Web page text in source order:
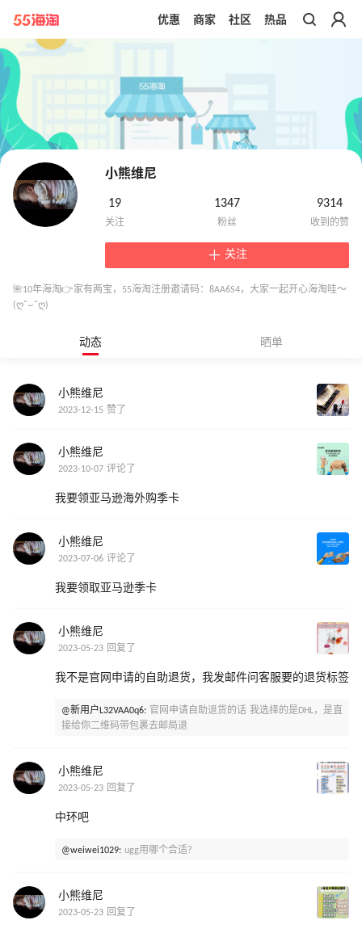
带你去官网买正品
优惠 商家 社区 热品
小熊维尼
19 1347 9314
关注
🌺10年海淘👉家有两宝，55海淘注册邀请码：8AA6S4，大家一起开心海淘哇～
(ღ˘⌣˘ღ)
动态 晒单
小熊维尼
2023-12-15 赞了
小熊维尼
2023-10-07 评论了
我要领亚马逊海外购季卡
小熊维尼
2023-07-06 评论了
我要领取亚马逊季卡
小熊维尼
2023-05-23 回复了
我不是官网申请的自助退货，我发邮件问客服要的退货标签
@新用户L32VAA0q6: 官网申请自助退货的话 我选择的是DHL，是直
接给你二维码带包裹去邮局退
小熊维尼
2023-05-23 回复了
中环吧
@weiwei1029: ugg用哪个合适?
小熊维尼
2023-05-23 回复了